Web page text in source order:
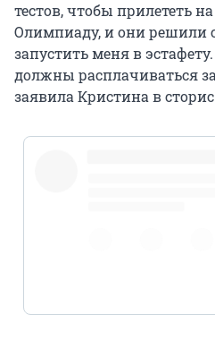
тестов, чтобы прилететь
Олимпиаду, и они решили
запустить меня в
должны расплачиваться
заявила Кристина в